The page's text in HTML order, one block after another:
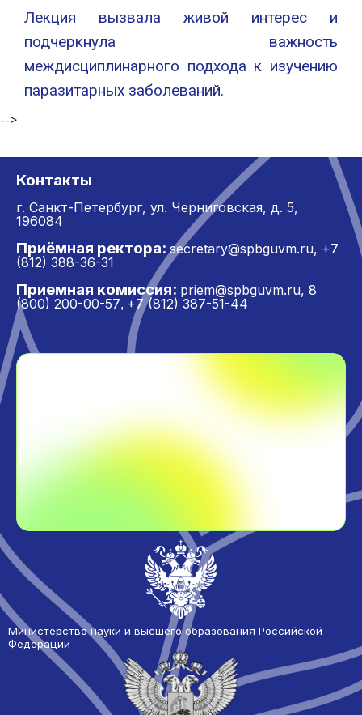
Лекция вызвала живой интерес и
подчеркнула важность
междисциплинарного подхода к изучению
паразитарных заболеваний.
-->
Контакты
г. Санкт-Петербург, ул. Черниговская, д. 5,
196084
Приёмная ректора: secretary@spbguvm.ru, +7
(812) 388-36-31
Приемная комиссия: priem@spbguvm.ru, 8
(800) 200-00-57, +7 (812) 387-51-44
Министерство науки и высшего образования Российской
Федерации